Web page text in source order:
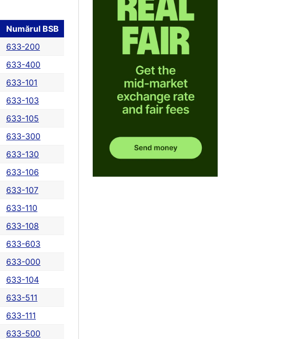
Numărul BSB
633-200
633-400
633-101
633-103
633-105
633-300
633-130
633-106
633-107
633-110
633-108
633-603
633-000
633-104
633-511
633-111
633-500